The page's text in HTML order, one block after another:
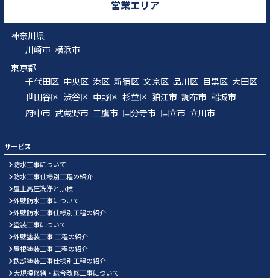
営業エリア
神奈川県
川崎市 横浜市
東京都
千代田区 中央区 港区 新宿区 文京区 品川区 目黒区 大田区
世田谷区 渋谷区 中野区 杉並区 狛江市 調布市 稲城市
府中市 武蔵野市 三鷹市 国分寺市 国立市 立川市
サービス
防水工事について
防水工事仕様別工程の紹介
屋上高圧洗浄と点検
外壁防水工事について
外壁防水工事仕様別工程の紹介
塗装工事について
外壁塗装工事 工程の紹介
屋根塗装工事 工程の紹介
鉄部塗装工事仕様別工程の紹介
大規模修繕・総合改修工事について